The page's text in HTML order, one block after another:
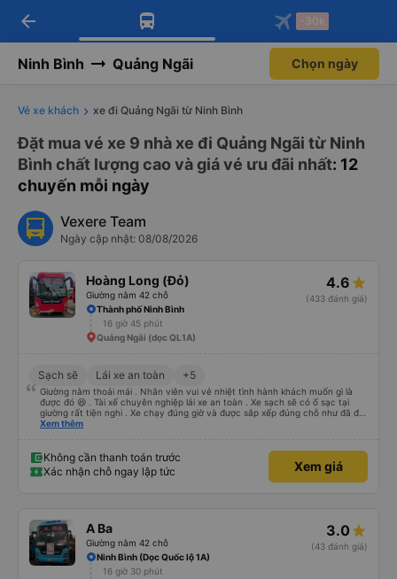
Tải app Vexere ngay!
Nhận ưu đãi thành viên độc
Mở app
Tải app Vexere
-30k/ghế khi đặt vé máy bay qua
Mở app
arrow_back -30k
Ninh Bình Quảng Ngãi Chọn ngày
Vé xe khách xe đi Quảng Ngãi từ Ninh Bình
Đặt mua vé xe 9 nhà xe đi Quảng Ngãi từ Ninh
Bình chất lượng cao và giá vé ưu đãi nhất: 12
chuyến mỗi ngày
Vexere Team
Ngày cập nhật: 08/08/2026
Hoàng Long (Đỏ)
Giường nằm 42 chỗ
4.6
(433 đánh giá)
Thành phố Ninh Bình
16 giờ 45 phút
Quảng Ngãi (dọc QL1A)
Sạch sẽ Lái xe an toàn +5
Giường nằm thoải mái . Nhân viên vui vẻ nhiệt tình hành khách muốn gì là
được đó 😆 . Tài xế chuyên nghiệp lái xe an toàn . Xe sạch sẽ có ổ sạc tại
giường rất tiện nghi . Xe chạy đúng giờ và được sắp xếp đúng chỗ như đã đặt
. Điểm 10 cho hoàng long đỏ 👍
Xem thêm
Không cần thanh toán trước
Xác nhận chỗ ngay lập tức
Xem giá
A Ba
Giường nằm 42 chỗ
3.0
(43 đánh giá)
Ninh Bình (Dọc Quốc lộ 1A)
16 giờ 30 phút